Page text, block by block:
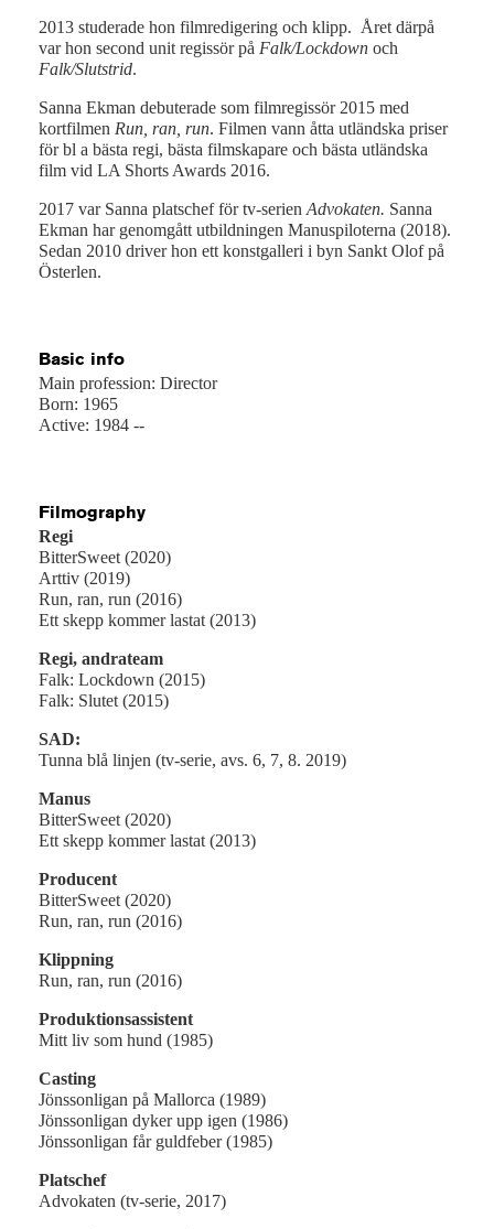
2013 studerade hon filmredigering och klipp. Året därpå
var hon second unit regissör på Falk/Lockdown och
Falk/Slutstrid.
Sanna Ekman debuterade som filmregissör 2015 med
kortfilmen Run, ran, run. Filmen vann åtta utländska priser
för bl a bästa regi, bästa filmskapare och bästa utländska
film vid LA Shorts Awards 2016.
2017 var Sanna platschef för tv-serien Advokaten. Sanna
Ekman har genomgått utbildningen Manuspiloterna (2018).
Sedan 2010 driver hon ett konstgalleri i byn Sankt Olof på
Österlen.
Basic info
Main profession: Director
Born: 1965
Active: 1984 --
Filmography
Regi
BitterSweet (2020)
Arttiv (2019)
Run, ran, run (2016)
Ett skepp kommer lastat (2013)
Regi, andrateam
Falk: Lockdown (2015)
Falk: Slutet (2015)
SAD:
Tunna blå linjen (tv-serie, avs. 6, 7, 8. 2019)
Manus
BitterSweet (2020)
Ett skepp kommer lastat (2013)
Producent
BitterSweet (2020)
Run, ran, run (2016)
Klippning
Run, ran, run (2016)
Produktionsassistent
Mitt liv som hund (1985)
Casting
Jönssonligan på Mallorca (1989)
Jönssonligan dyker upp igen (1986)
Jönssonligan får guldfeber (1985)
Platschef
Advokaten (tv-serie, 2017)